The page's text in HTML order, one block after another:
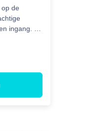
de
ingang. Je
wel
Beide
ensuite